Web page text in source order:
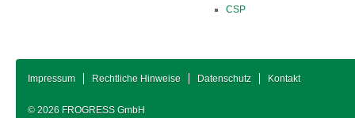
CSP
Impressum Rechtliche Hinweise Datenschutz Kontakt
© 2026 FROGRESS GmbH